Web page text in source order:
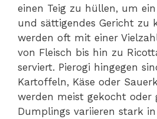
einen Teig zu hüllen, um
und sättigendes Gericht zu
werden oft mit einer
von Fleisch bis hin zu
serviert. Pierogi hingegen
Kartoffeln, Käse oder
werden meist gekocht oder
Dumplings variieren stark